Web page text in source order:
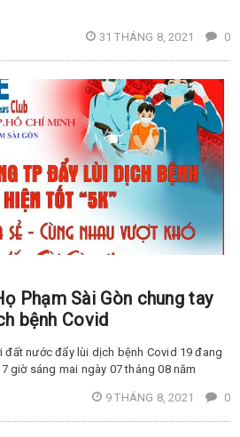
31 THÁNG 8, 2021 0
Phạm Sài Gòn chung tay
bệnh Covid
nước đẩy lùi dịch bệnh Covid 19 đang
giờ sáng mai ngày 07 tháng 08 năm
9 THÁNG 8, 2021 0